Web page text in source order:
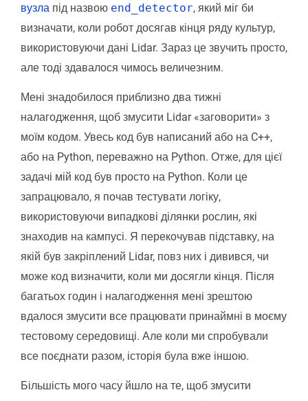
вузла під назвою end_detector, який міг би
визначати, коли робот досягав кінця ряду культур,
використовуючи дані Lidar. Зараз це звучить просто,
але тоді здавалося чимось величезним.
Мені знадобилося приблизно два тижні
налагодження, щоб змусити Lidar «заговорити» з
моїм кодом. Увесь код був написаний або на C++,
або на Python, переважно на Python. Отже, для цієї
задачі мій код був просто на Python. Коли це
запрацювало, я почав тестувати логіку,
використовуючи випадкові ділянки рослин, які
знаходив на кампусі. Я перекочував підставку, на
якій був закріплений Lidar, повз них і дивився, чи
може код визначити, коли ми досягли кінця. Після
багатьох годин і налагодження мені зрештою
вдалося змусити все працювати принаймні в моєму
тестовому середовищі. Але коли ми спробували
все поєднати разом, історія була вже іншою.
Більшість мого часу йшло на те, щоб змусити